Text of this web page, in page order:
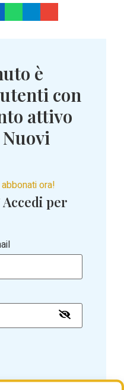
è
con
attivo
abbonati ora!
per